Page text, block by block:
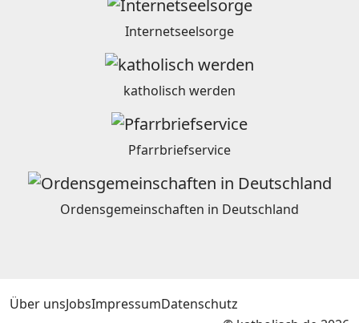
Internetseelsorge
katholisch werden
Pfarrbriefservice
Ordensgemeinschaften in Deutschland
Über unsJobsImpressumDatenschutz